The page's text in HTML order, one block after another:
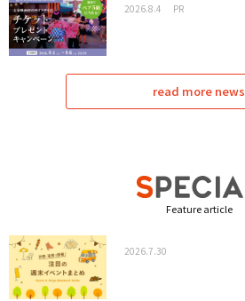
2026.8.4 PR
read more news
Feature article
2026.7.30